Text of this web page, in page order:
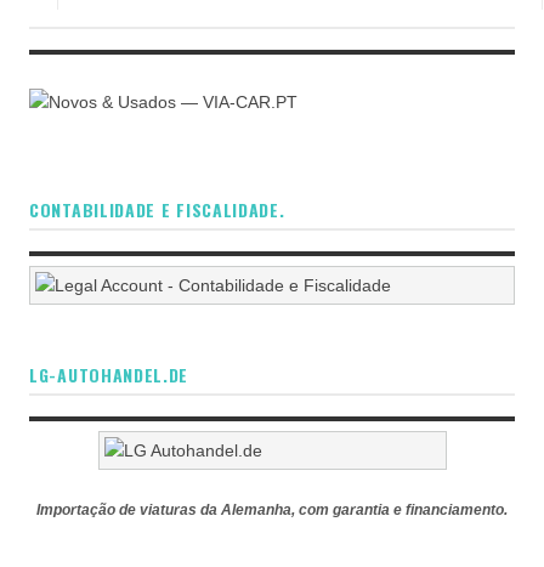
CONTABILIDADE E FISCALIDADE.
LG-AUTOHANDEL.DE
Importação de viaturas da Alemanha, com garantia e financiamento.